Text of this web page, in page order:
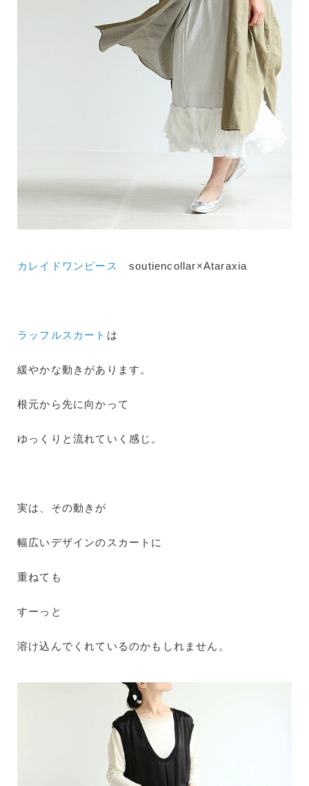
カレイドワンピース soutiencollar×Ataraxia
ラッフルスカート は
緩やかな動きがあります。
根元から先に向かって
ゆっくりと流れていく感じ。
実は、その動きが
幅広いデザインのスカートに
重ねても
すーっと
溶け込んでくれているのかもしれません。